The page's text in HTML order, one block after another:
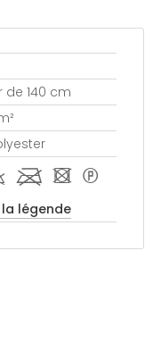
de 140 cm
l - *
légende